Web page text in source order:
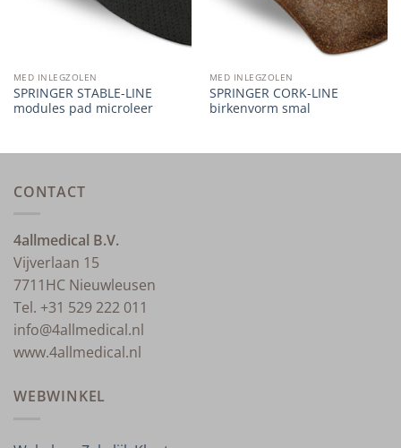
MED INLEGZOLEN
SPRINGER STABLE-LINE
modules pad microleer
MED INLEGZOLEN
SPRINGER CORK-LINE
birkenvorm smal
CONTACT
4allmedical B.V.
Vijverlaan 15
7711HC Nieuwleusen
Tel. +31 529 222 011
info@4allmedical.nl
www.4allmedical.nl
WEBWINKEL